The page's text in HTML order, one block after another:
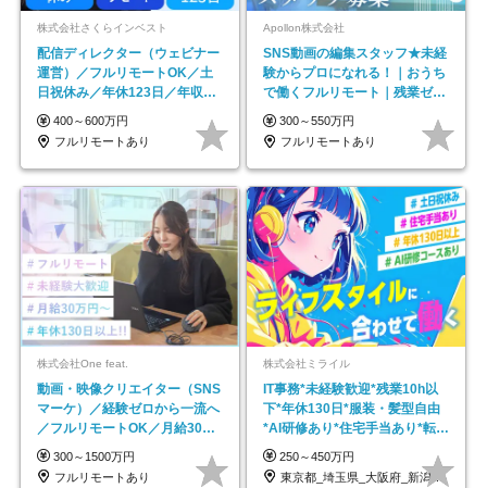
株式会社さくらインベスト
配信ディレクター（ウェビナー
運営）／フルリモートOK／土
日祝休み／年休123日／年収
600万円可
400～600万円
フルリモートあり
Apollon株式会社
SNS動画の編集スタッフ★未経
験からプロになれる！｜おうち
で働くフルリモート｜残業ゼロ
で18時退勤◎
300～550万円
フルリモートあり
株式会社One feat.
動画・映像クリエイター（SNS
マーケ）／経験ゼロから一流へ
／フルリモートOK／月給30万
円～／年休130日以上
300～1500万円
フルリモートあり
株式会社ミライル
IT事務*未経験歓迎*残業10h以
下*年休130日*服装・髪型自由
*AI研修あり*住宅手当あり*転勤
なし
250～450万円
東京都_埼玉県_大阪府_新潟県_福岡県